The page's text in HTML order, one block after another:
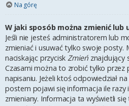
Na górę
W jaki sposób można zmienić lub
Jeśli nie jesteś administratorem lub
zmieniać i usuwać tylko swoje posty.
naciskając przycisk Zmień znajdujący
Czasami można to zrobić tylko przez
napisaniu. Jeżeli ktoś odpowiedział
postem pojawi się informacja ile razy
zmieniany. Informacja ta wyświetli